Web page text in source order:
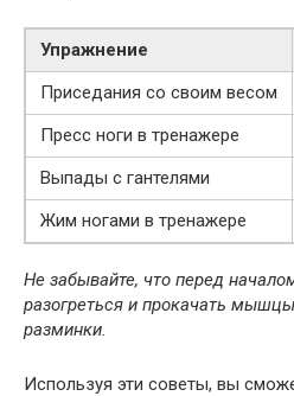
Упражнение
Приседания со своим весом
Пресс ноги в тренажере
Выпады с гантелями
Жим ногами в тренажере
Не забывайте, что перед
разогреться и прокачать
разминки.
Используя эти советы, вы